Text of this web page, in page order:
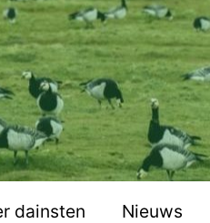
dainsten Nieuws